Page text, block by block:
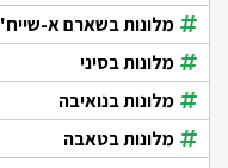
מלונות בשארם א-שייח'
מלונות בסיני
מלונות בנואיבה
מלונות בטאבה